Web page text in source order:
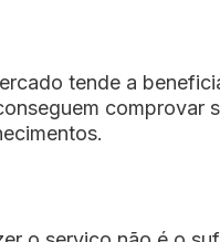
tende a
comprovar